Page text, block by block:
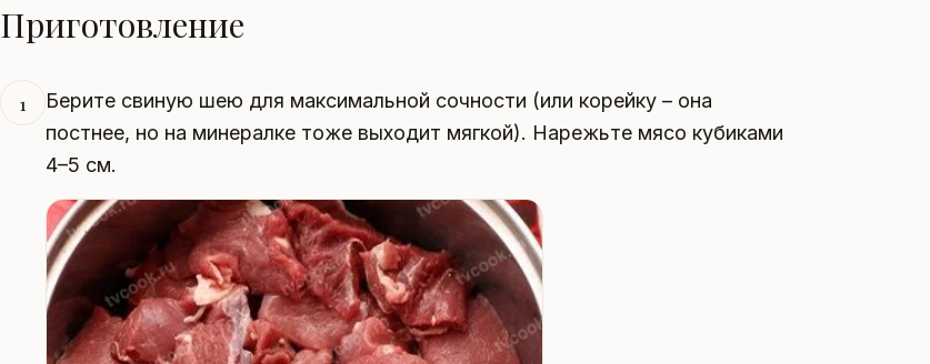
Приготовление
1
Берите свиную шею для максимальной сочности (или корейку – она
постнее, но на минералке тоже выходит мягкой). Нарежьте мясо кубиками
4–5 см.